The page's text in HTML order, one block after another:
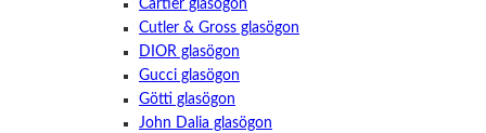
Cartier glasögon
Cutler & Gross glasögon
DIOR glasögon
Gucci glasögon
Götti glasögon
John Dalia glasögon